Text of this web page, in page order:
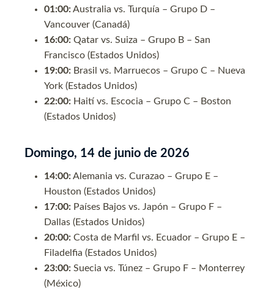
01:00:Australia vs. Turquía – Grupo D –
Vancouver (Canadá)
16:00: Qatar vs. Suiza – Grupo B – San
Francisco (Estados Unidos)
19:00: Brasil vs. Marruecos – Grupo C – Nueva
York (Estados Unidos)
22:00: Haití vs. Escocia – Grupo C – Boston
(Estados Unidos)
Domingo, 14 de junio de 2026
14:00:Alemania vs. Curazao – Grupo E –
Houston (Estados Unidos)
17:00: Países Bajos vs. Japón – Grupo F –
Dallas (Estados Unidos)
20:00: Costa de Marfil vs. Ecuador – Grupo E –
Filadelfia (Estados Unidos)
23:00: Suecia vs. Túnez – Grupo F – Monterrey
(México)